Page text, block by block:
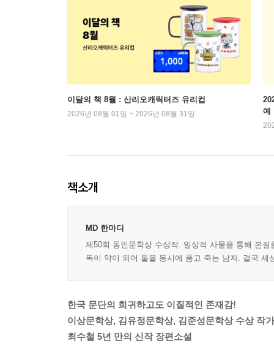
이달의 책 8월 : 산리오캐릭터즈 유리컵
2026년 08월 01일 ~ 2026년 08월 31일
예
책소개
MD 한마디
제50회 동인문학상 수상작. 일상적 사물을 통해 본
독이 약이 되어 둘을 동시에 품고 죽는 남자. 결국
한국 문단의 희귀하고도 이질적인 존재감!
이상문학상, 김유정문학상, 김준성문학상 수상 작가
최수철 5년 만의 신작 장편소설